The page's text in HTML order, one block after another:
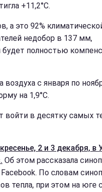
+11,2°С.
а это 92%
недобор в 137 мм,
будет полностью
с января по
на 1,9°С.
в десятку самых
2 и 3 декабря, в
Об этом рассказала
По словам
тепла, при этом на юге